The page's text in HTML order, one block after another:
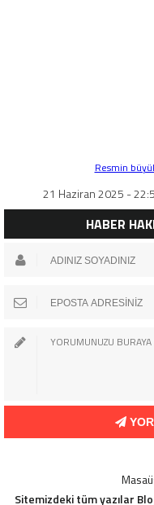
Resmin
21 Haziran 2025 -
HABER
Sitemizdeki tüm yazılar